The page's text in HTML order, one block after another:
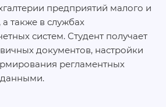
предприятий малого и
также в службах
систем. Студент получает
документов, настройки
регламентных
данными.